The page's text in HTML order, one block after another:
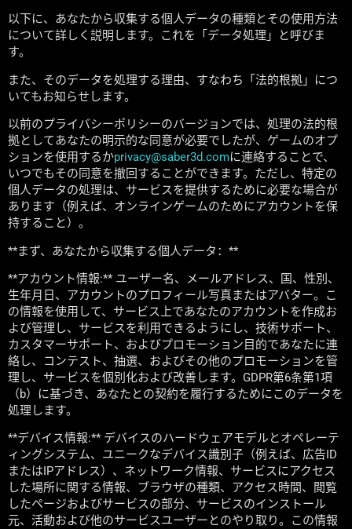
以下に、あなたから収集する個人データの種類とその使用方法
について詳しく説明します。これを「データ処理」と呼びま
す。
また、そのデータを処理する理由、すなわち「法的根拠」につ
いてもお知らせします。
以前のプライバシーポリシーのバージョンでは、処理の法的根
拠としてあなたの明示的な同意が必要でしたが、ゲームのオプ
ションを使用するかprivacy@saber3d.comに連絡することで、
いつでもその同意を撤回することができます。ただし、特定の
個人データの処理は、サービスを提供するために必要な場合が
あります（例えば、オンラインゲームのためにアカウントを保
持すること）。
**まず、あなたから収集する個人データ：**
**アカウント情報:** ユーザー名、メールアドレス、国、性別、
生年月日、アカウントのプロフィール写真またはアバター。こ
の情報を使用して、サービス上であなたのアカウントを作成お
よび管理し、サービスを利用できるようにし、技術サポート、
カスタマーサポート、およびプロモーション目的であなたに連
絡し、コンテスト、抽選、およびその他のプロモーションを管
理し、サービスを個別化および改善します。GDPR第6条第1項
（b）に基づき、あなたとの契約を履行するためにこのデータを
処理します。
**デバイス情報:** デバイスのハードウェアモデルとオペレーテ
ィングシステム、ユニークなデバイス識別子（例えば、広告ID
またはIPアドレス）、ネットワーク情報、サービスにアクセス
した場所に関する情報、ブラウザの種類、アクセス時間、閲覧
したページおよびサービスの部分、サービスのインストール
元、活動および他のサービスユーザーとのやり取り。この情報